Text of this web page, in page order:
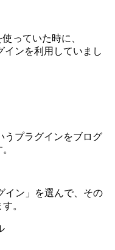
っていた時に、
インを利用していまし
うプラグインをブログ
イン」を選んで、その
。